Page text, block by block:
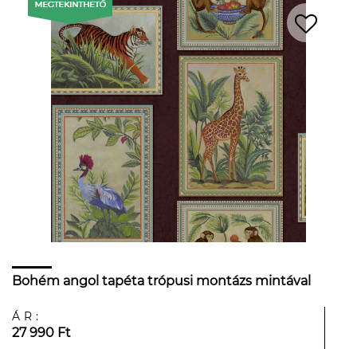
Bohém angol tapéta trópusi montázs mintával
ÁR:
27 990 Ft